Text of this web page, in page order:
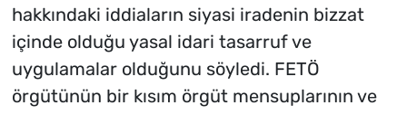
hakkındaki iddiaların siyasi iradenin bizzat
içinde olduğu yasal idari tasarruf ve
uygulamalar olduğunu söyledi. FETÖ
örgütünün bir kısım örgüt mensuplarının ve